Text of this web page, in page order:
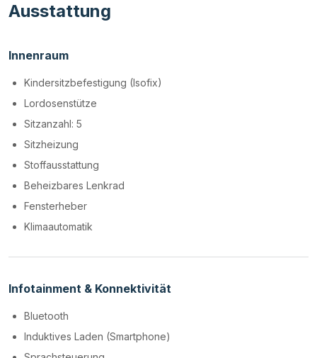
Ausstattung
Innenraum
Kindersitzbefestigung (Isofix)
Lordosenstütze
Sitzanzahl: 5
Sitzheizung
Stoffausstattung
Beheizbares Lenkrad
Fensterheber
Klimaautomatik
Infotainment & Konnektivität
Bluetooth
Induktives Laden (Smartphone)